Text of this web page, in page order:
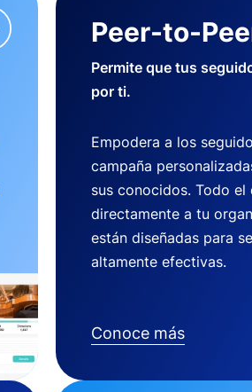
Peer-to-
Permite que tus
por ti.
Empodera a los
campaña
sus conocidos. Todo
directamente a tu
están diseñadas para
altamente efectivas.
Conoce más